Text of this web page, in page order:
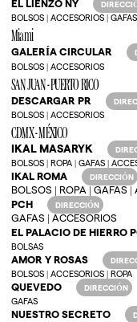
EL LIENZO NY
BOLSOS | ACCESORIOS |
Miami
GALERÍA CIRCULAR
BOLSOS | ACCESORIOS
SAN JUAN - PUERTO RICO
DESCARGAR PR
BOLSOS | ACCESORIOS
CDMX - MÉXICO
IKAL MASARYK
BOLSOS | ROPA | GAFAS |
IKAL ROMA DIRECCIÓN
BOLSOS | ROPA | GAFAS
PCH
DIRECCIÓN
GAFAS | ACCESORIOS
EL PALACIO DE HIERRO
BOLSAS
AMOR Y ROSAS
BOLSOS | ACCESORIOS | ROPA
QUEVEDO DIRECCIÓN
GAFAS
NUESTRO SECRETO